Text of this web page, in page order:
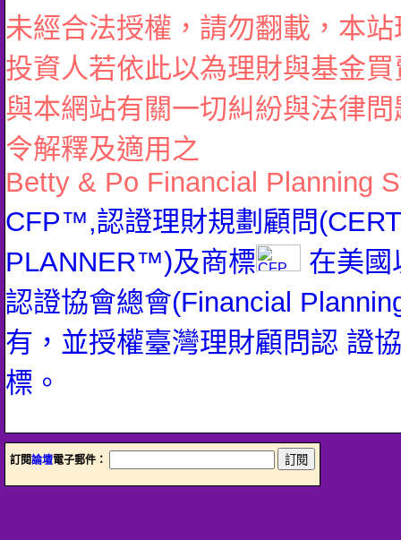
未經合法授權，請勿翻載，本
投資人若依此以為理財與基金
與本網站有關一切糾紛與法律
令解釋及適用之
Betty & Po Financial Planning
CFP™,認證理財規劃顧問
PLANNER™)及商標
在美國
認證協會總會(Financial
有，並授權臺灣理財顧問認 證
標。
訂閱論壇電子郵件：